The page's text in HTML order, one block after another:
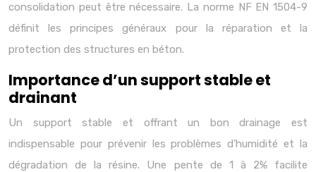
consolidation peut être nécessaire. La norme NF EN 1504-9
définit les principes généraux pour la réparation et la
protection des structures en béton.
Importance d’un support stable et
drainant
Un support stable et offrant un bon drainage est
indispensable pour prévenir les problèmes d’humidité et la
dégradation de la résine. Une pente de 1 à 2% facilite